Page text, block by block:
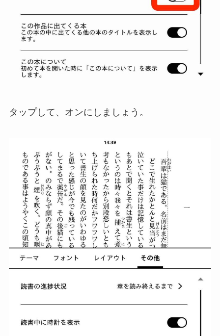
タップして、オンにしましょう。